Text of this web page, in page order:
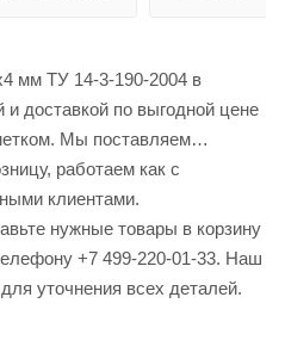
мм ТУ 14-3-190-2004 в
и доставкой по выгодной цене
Мы поставляем
работаем как с
клиентами.
нужные товары в корзину
+7 499-220-01-33. Наш
уточнения всех деталей.